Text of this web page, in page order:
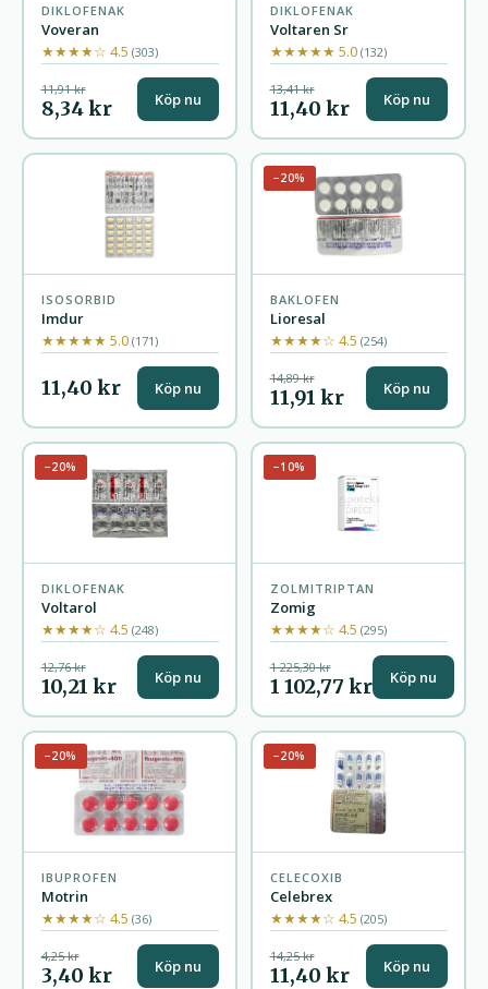
DIKLOFENAK
Voveran
★★★★☆ 4.5 (303)
11,91 kr
8,34 kr Köp nu
DIKLOFENAK
Voltaren Sr
★★★★★ 5.0 (132)
13,41 kr
11,40 kr Köp nu
ISOSORBID
Imdur
★★★★★ 5.0 (171)
11,40 kr Köp nu
−20%
BAKLOFEN
Lioresal
★★★★☆ 4.5 (254)
14,89 kr
11,91 kr Köp nu
−20%
DIKLOFENAK
Voltarol
★★★★☆ 4.5 (248)
12,76 kr
10,21 kr Köp nu
−10%
ZOLMITRIPTAN
Zomig
★★★★☆ 4.5 (295)
1 225,30 kr
1 102,77 kr Köp nu
−20%
IBUPROFEN
Motrin
★★★★☆ 4.5 (36)
4,25 kr
3,40 kr Köp nu
−20%
CELECOXIB
Celebrex
★★★★☆ 4.5 (205)
14,25 kr
11,40 kr Köp nu